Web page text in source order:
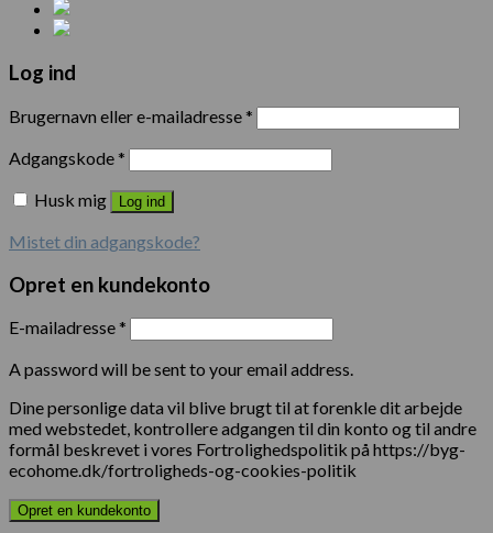
Log ind
Brugernavn eller e-mailadresse*
Adgangskode*
Husk mig
Log ind
Mistet din adgangskode?
Opret en kundekonto
E-mailadresse*
A password will be sent to your email address.
Dine personlige data vil blive brugt til at forenkle dit arbejde
med webstedet, kontrollere adgangen til din konto og til andre
formål beskrevet i vores Fortrolighedspolitik på https://byg-
ecohome.dk/fortroligheds-og-cookies-politik
Opret en kundekonto